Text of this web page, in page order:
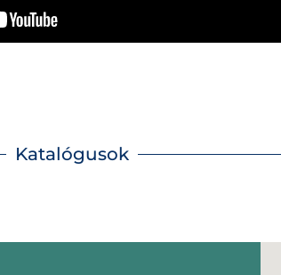
Katalógusok